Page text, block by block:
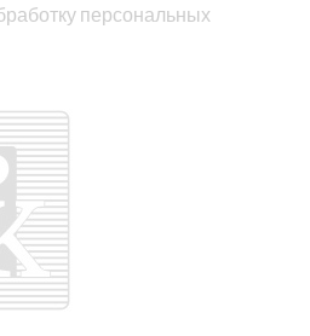
персональных